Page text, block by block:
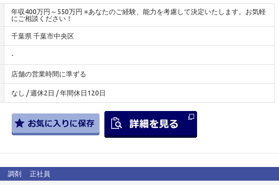
年収400万円～550万円 ※あなたのご経験、能力を考慮して決定いたします。お気軽
にご相談ください！
千葉県 千葉市中央区
-
店舗の営業時間に準ずる
なし / 週休2日 / 年間休日120日
調剤 正社員